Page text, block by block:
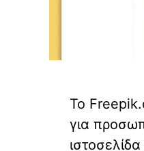
Το
για
ιστοσελίδα